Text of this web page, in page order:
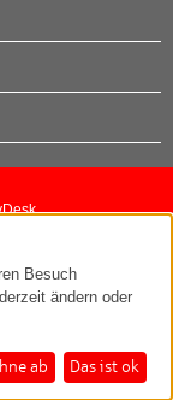
Besuch
ändern oder
ab Das ist ok